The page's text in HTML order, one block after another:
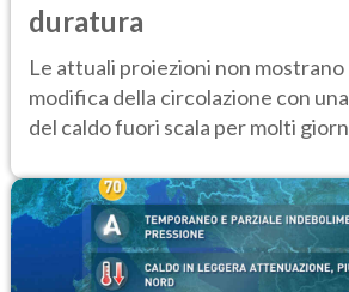
duratura
Le attuali proiezioni non mostrano
modifica della circolazione con
del caldo fuori scala per molti